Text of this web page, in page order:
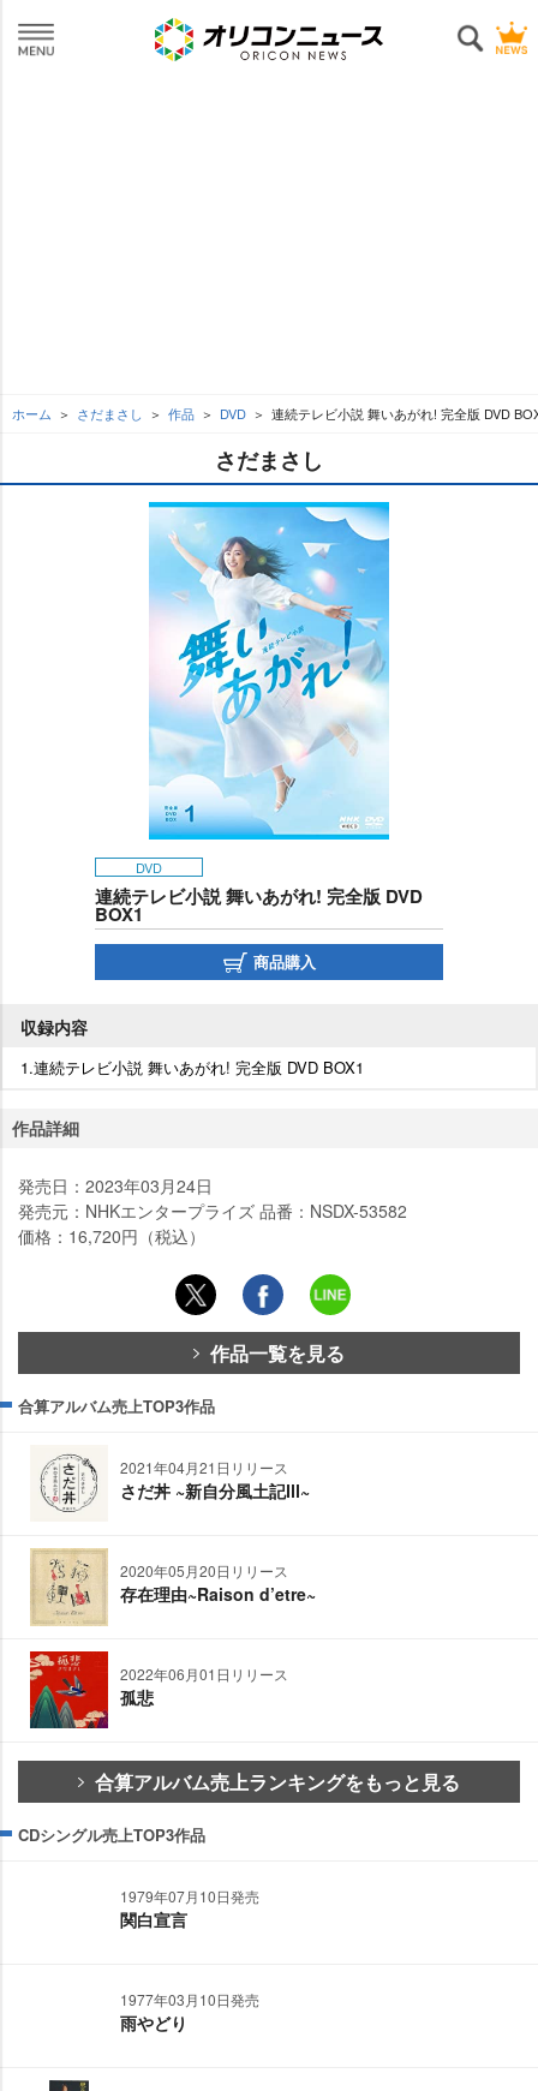
ホーム さだまさし 作品 DVD 連続テレビ小説 舞いあがれ! 完全版 DVD
さだまさし
DVD
連続テレビ小説 舞いあがれ! 完全版 DVD
BOX1
商品購入
収録内容
1.連続テレビ小説 舞いあがれ! 完全版 DVD BOX1
作品詳細
発売日：2023年03月24日
発売元：NHKエンタープライズ 品番：NSDX-53582
価格：16,720円（税込）
作品一覧を見る
合算アルバム売上TOP3作品
2021年04月21日リリース
さだ丼 ~新自分風土記Ⅲ~
2020年05月20日リリース
存在理由~Raison d’etre~
2022年06月01日リリース
孤悲
合算アルバム売上ランキングをもっと見る
CDシングル売上TOP3作品
1979年07月10日発売
関白宣言
1977年03月10日発売
雨やどり